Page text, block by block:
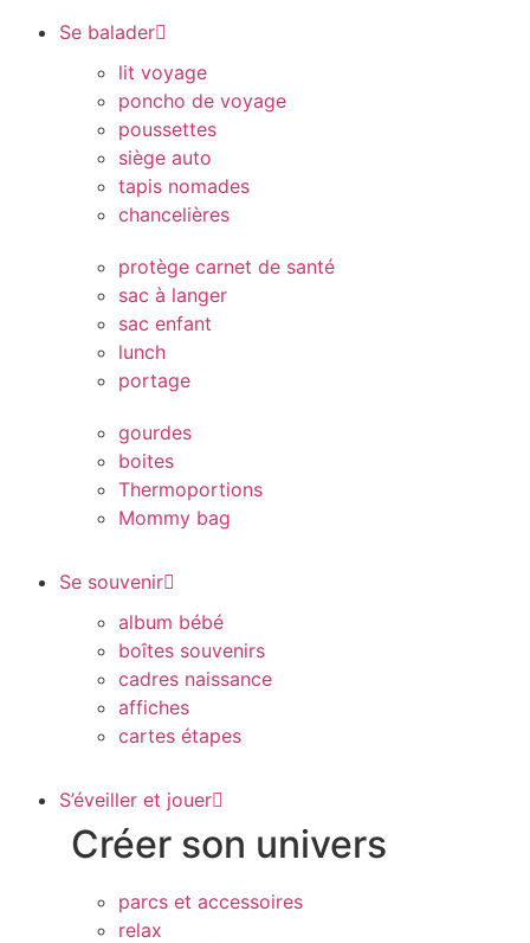
Se balader
lit voyage
poncho de voyage
poussettes
siège auto
tapis nomades
chancelières
protège carnet de santé
sac à langer
sac enfant
lunch
portage
gourdes
boites
Thermoportions
Mommy bag
Se souvenir
album bébé
boîtes souvenirs
cadres naissance
affiches
cartes étapes
S’éveiller et jouer
Créer son univers
parcs et accessoires
relax